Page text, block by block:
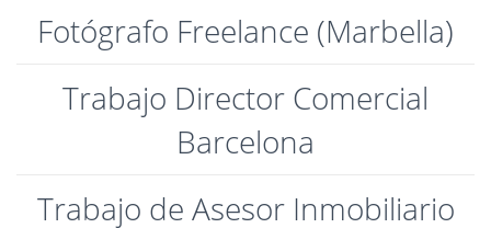
Fotógrafo Freelance (Marbella)
Trabajo Director Comercial
Barcelona
Trabajo de Asesor Inmobiliario